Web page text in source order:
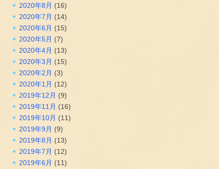
2020年8月 (16)
2020年7月 (14)
2020年6月 (15)
2020年5月 (7)
2020年4月 (13)
2020年3月 (15)
2020年2月 (3)
2020年1月 (12)
2019年12月 (9)
2019年11月 (16)
2019年10月 (11)
2019年9月 (9)
2019年8月 (13)
2019年7月 (12)
2019年6月 (11)